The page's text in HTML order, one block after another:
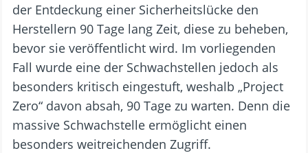
der Entdeckung einer Sicherheitslücke den
Herstellern 90 Tage lang Zeit, diese zu beheben,
bevor sie veröffentlicht wird. Im vorliegenden
Fall wurde eine der Schwachstellen jedoch als
besonders kritisch eingestuft, weshalb „Project
Zero“ davon absah, 90 Tage zu warten. Denn die
massive Schwachstelle ermöglicht einen
besonders weitreichenden Zugriff.